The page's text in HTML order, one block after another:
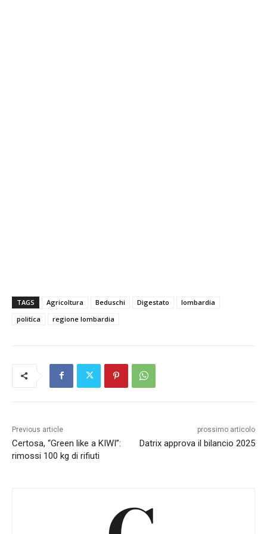
TAGS Agricoltura Beduschi Digestato
lombardia
politica
regione lombardia
Previous article
Certosa, “Green like a KIWI”:
rimossi 100 kg di rifiuti
prossimo articolo
Datrix approva il bilancio 2025